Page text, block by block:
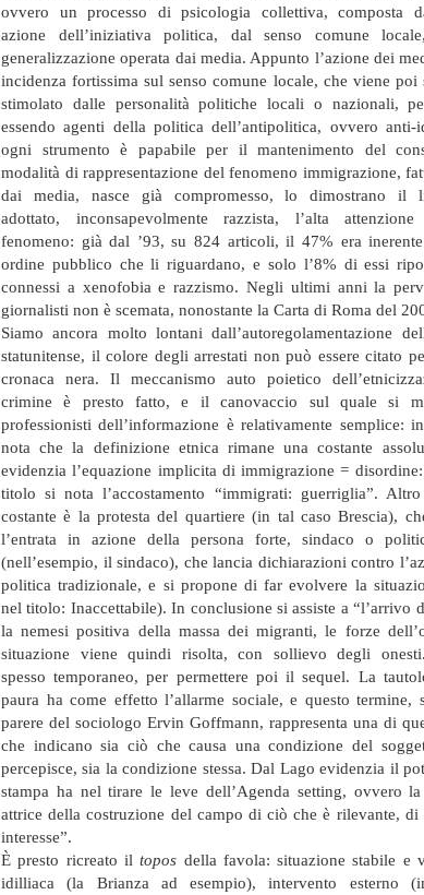
ovvero un processo di psicologia collettiva, composta
azione dell’iniziativa politica, dal senso comune
generalizzazione operata dai media. Appunto l’azione dei
incidenza fortissima sul senso comune locale, che viene poi
stimolato dalle personalità politiche locali o nazionali,
essendo agenti della politica dell’antipolitica, ovvero anti-
ogni strumento è papabile per il mantenimento del
modalità di rappresentazione del fenomeno immigrazione,
dai media, nasce già compromesso, lo dimostrano il
adottato, inconsapevolmente razzista, l’alta
fenomeno: già dal ’93, su 824 articoli, il 47% era
ordine pubblico che li riguardano, e solo l’8% di essi
connessi a xenofobia e razzismo. Negli ultimi anni la
giornalisti non è scemata, nonostante la Carta di Roma del
Siamo ancora molto lontani dall’autoregolamentazione
statunitense, il colore degli arrestati non può essere citato
cronaca nera. Il meccanismo auto poietico
crimine è presto fatto, e il canovaccio sul quale si
professionisti dell’informazione è relativamente semplice:
nota che la definizione etnica rimane una costante
evidenzia l’equazione implicita di immigrazione =
titolo si nota l’accostamento “immigrati: guerriglia”. Altro
costante è la protesta del quartiere (in tal caso Brescia),
l’entrata in azione della persona forte, sindaco o
(nell’esempio, il sindaco), che lancia dichiarazioni contro
politica tradizionale, e si propone di far evolvere la
nel titolo: Inaccettabile). In conclusione si assiste a “l’arrivo
la nemesi positiva della massa dei migranti, le forze
situazione viene quindi risolta, con sollievo degli
spesso temporaneo, per permettere poi il sequel. La
paura ha come effetto l’allarme sociale, e questo termine,
parere del sociologo Ervin Goffmann, rappresenta una di
che indicano sia ciò che causa una condizione del
percepisce, sia la condizione stessa. Dal Lago evidenzia il
stampa ha nel tirare le leve dell’Agenda setting, ovvero la
attrice della costruzione del campo di ciò che è rilevante, di
interesse”.
È presto ricreato iltopos della favola: situazione stabile e
idilliaca (la Brianza ad esempio), intervento esterno